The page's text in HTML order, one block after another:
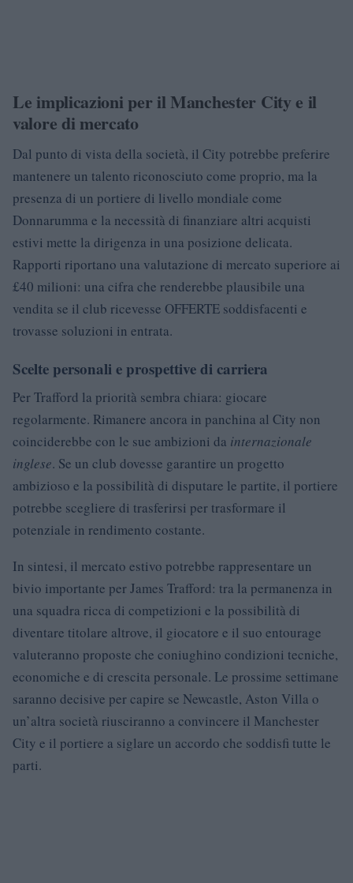
Le implicazioni per il Manchester City e il
valore di mercato
Dal punto di vista della società, il City potrebbe preferire
mantenere un talento riconosciuto come proprio, ma la
presenza di un portiere di livello mondiale come
Donnarumma e la necessità di finanziare altri acquisti
estivi mette la dirigenza in una posizione delicata.
Rapporti riportano una valutazione di mercato superiore ai
£40 milioni: una cifra che renderebbe plausibile una
vendita se il club ricevesse OFFERTE soddisfacenti e
trovasse soluzioni in entrata.
Scelte personali e prospettive di carriera
Per Trafford la priorità sembra chiara: giocare
regolarmente. Rimanere ancora in panchina al City non
coinciderebbe con le sue ambizioni da internazionale
inglese. Se un club dovesse garantire un progetto
ambizioso e la possibilità di disputare le partite, il portiere
potrebbe scegliere di trasferirsi per trasformare il
potenziale in rendimento costante.
In sintesi, il mercato estivo potrebbe rappresentare un
bivio importante per James Trafford: tra la permanenza in
una squadra ricca di competizioni e la possibilità di
diventare titolare altrove, il giocatore e il suo entourage
valuteranno proposte che coniughino condizioni tecniche,
economiche e di crescita personale. Le prossime settimane
saranno decisive per capire se Newcastle, Aston Villa o
un’altra società riusciranno a convincere il Manchester
City e il portiere a siglare un accordo che soddisfi tutte le
parti.